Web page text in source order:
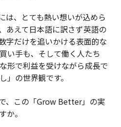
、とても熱い想いが込めら
あえて日本語に訳さず英語の
字だけを追いかける表面的な
い手も、そして働く人たち
形で利益を受けながら成長で
の世界観です。
、この「Grow Better」の実
か。